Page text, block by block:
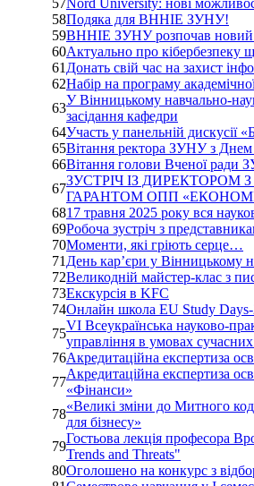
58Подяка для ВННІЕ ЗУНУ!
59ВННІЕ ЗУНУ розпочав новий
60Актуально про кібербезпеку
61 Донать свій час на захист
62Набір на програму
63
У Вінницькому навчально-
засідання кафедри
64Участь у панельній дискусії
65Вітання ректора ЗУНУ з Днем
66Вітання голови Вченої ради
67
ЗУСТРІЧ ІЗ ДИРЕКТОРОМ
ГАРАНТОМ ОПП
6817 травня 2025 року вся
69Робоча зустріч з
70Моменти, які гріють серце…
71 День кар’єри у Вінницькому
72Великодній майстер-клас з
73Екскурсія в KFC
74Онлайн школа EU Study Days-
75
VI Всеукраїнська науково-
управління в умовах
76Акредитаційна експертиза
77
Акредитаційна експертиза
«Фінанси»
78
«Великі зміни до Митного
для бізнесу»
79
Гостьова лекція професора
Trends and Threats"
80Оголошено на конкурс з